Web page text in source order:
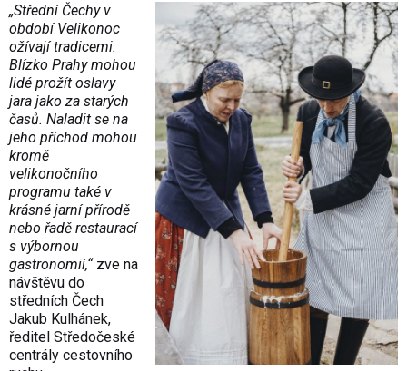
„Střední Čechy v
období Velikonoc
ožívají tradicemi.
Blízko Prahy mohou
lidé prožít oslavy
jara jako za starých
časů. Naladit se na
jeho příchod mohou
kromě
velikonočního
programu také v
krásné jarní přírodě
nebo řadě restaurací
s výbornou
gastronomií,“zve na
návštěvu do
středních Čech
Jakub Kulhánek,
ředitel Středočeské
centrály cestovního